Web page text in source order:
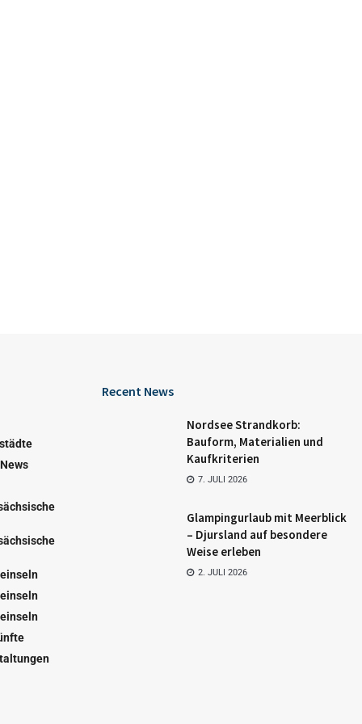
Recent News
Nordsee Strandkorb:
Bauform, Materialien und
Kaufkriterien
7. JULI 2026
Glampingurlaub mit Meerblick
– Djursland auf besondere
Weise erleben
2. JULI 2026